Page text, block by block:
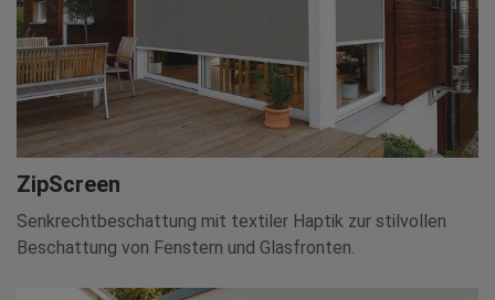
ZipScreen
Senkrechtbeschattung mit textiler Haptik zur stilvollen
Beschattung von Fenstern und Glasfronten.